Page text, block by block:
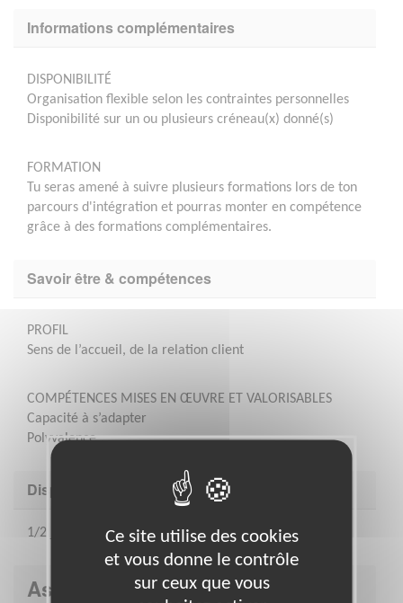
Informations complémentaires
DISPONIBILITÉ
Organisation flexible selon les contraintes personnelles
Disponibilité sur un ou plusieurs créneau(x) donné(s)
FORMATION
Tu seras amené à suivre plusieurs formations lors de ton
parcours d'intégration et pourras monter en compétence
grâce à des formations complémentaires.
Savoir être & compétences
PROFIL
Sens de l’accueil, de la relation client
COMPÉTENCES MISES EN ŒUVRE ET VALORISABLES
Capacité à s’adapter
Polyvalence
Disponibilité demandée
1/2 journée par semaine par exemple
Association : Croix-Rouge
Ce site utilise des cookies
et vous donne le contrôle
sur ceux que vous